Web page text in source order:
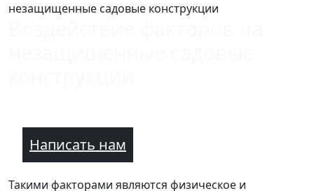
незащищенные садовые конструкции
Написать нам
Такими факторами являются физическое и